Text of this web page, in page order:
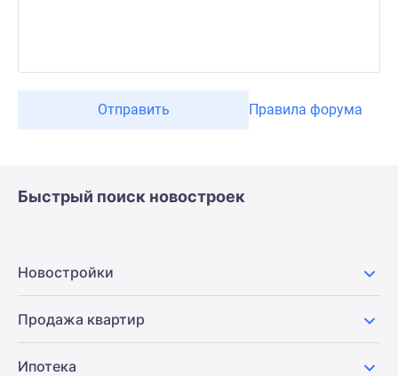
Отправить Правила форума
Быстрый поиск новостроек
Новостройки
Продажа квартир
Ипотека